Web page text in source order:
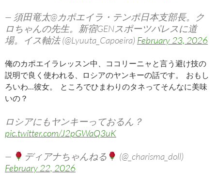
— 須田竜太@カポエイラ・テンポ日本支部長。ク
ロちゃんの先生。新宿GENスポーツパレスに道
場。イス軸法 (@Lyuuta_Capoeira) February 23, 2026
俺のカポエイラレッスン中、ココリーニャと言う避け技の
説明で良く使われる、ロシアのヤンキーの話です。 おもし
ろいわ…彼女。 ところでひまわりのタネってそんなに美味
いの？
ロシアにもヤンキーっておるん？
pic.twitter.com/J2pGWaQ3uK
—
ディアナちゃんねる
(@_charisma_doll)
February 22, 2026